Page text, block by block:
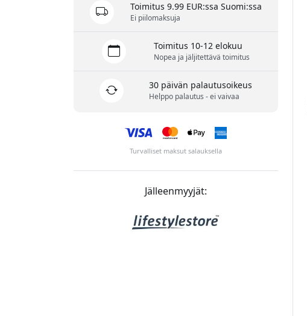
Toimitus 9.99 EUR:ssa Suomi:ssa
Ei piilomaksuja
Toimitus 10-12 elokuu
Nopea ja jäljitettävä toimitus
30 päivän palautusoikeus
Helppo palautus - ei vaivaa
Turvalliset maksut salauksella
Jälleenmyyjät: